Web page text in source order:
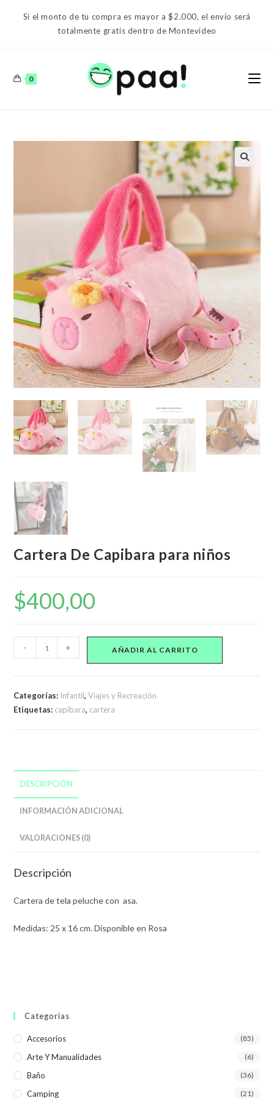
Si el monto de tu compra es mayor a $2.000, el envío será
totalmente gratis dentro de Montevideo
0
Cartera De Capibara para niños
$400,00
De
niños
- + AÑADIR AL CARRITO
Categorías: Infantil,Viajes y Recreación
Etiquetas: capibara, cartera
DESCRIPCIÓN
INFORMACIÓN ADICIONAL
VALORACIONES (0)
Descripción
Cartera de tela peluche con asa.
Medidas: 25 x 16 cm. Disponible en Rosa
Categorías
Accesorios (85)
Arte Y Manualidades (6)
Baño (36)
Camping (21)